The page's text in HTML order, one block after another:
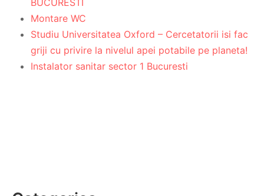
Montare WC
Studiu Universitatea Oxford – Cercetatorii isi fac
griji cu privire la nivelul apei potabile pe planeta!
Instalator sanitar sector 1 Bucuresti